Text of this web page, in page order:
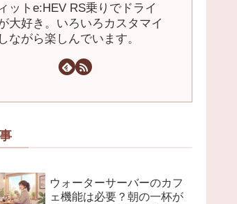
ットe:HEV RS乗りでドライ
大好き。いろいろカスタマイ
ながら楽しんでいます。
ウォーターサーバーのカフ
ェ機能は必要？朝の一杯が